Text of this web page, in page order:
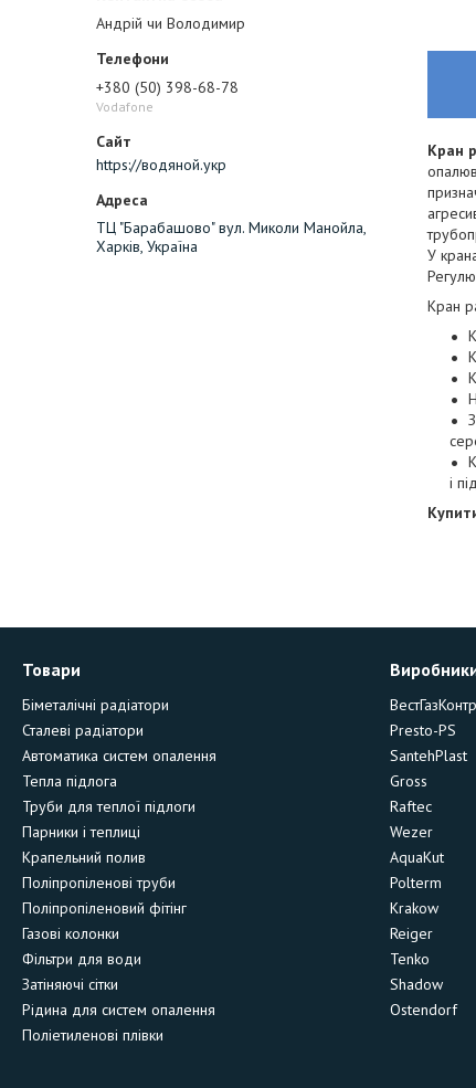
Андрій чи Володимир
+380 (50) 398-68-78
Vodafone
https://водяной.укр
ТЦ "Барабашово" вул. Миколи Манойла,
Харків, Україна
Кран
У
Кран
і
Товари
Біметалічні радіатори
Сталеві радіатори
Автоматика систем опалення
Тепла підлога
Труби для теплої підлоги
Парники і теплиці
Крапельний полив
Поліпропіленові труби
Поліпропіленовий фітінг
Газові колонки
Фільтри для води
Затіняючі сітки
Рідина для систем опалення
Поліетиленові плівки
Presto-PS
SantehPlast
Gross
Raftec
Wezer
AquaKut
Polterm
Krakow
Reiger
Tenko
Shadow
Ostendorf